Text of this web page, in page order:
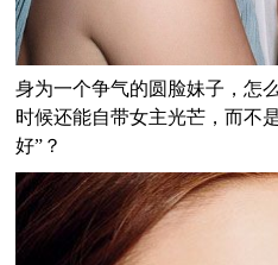
身为一个争气的圆脸妹子，怎
时候还能自带女主光芒，而不
好”？